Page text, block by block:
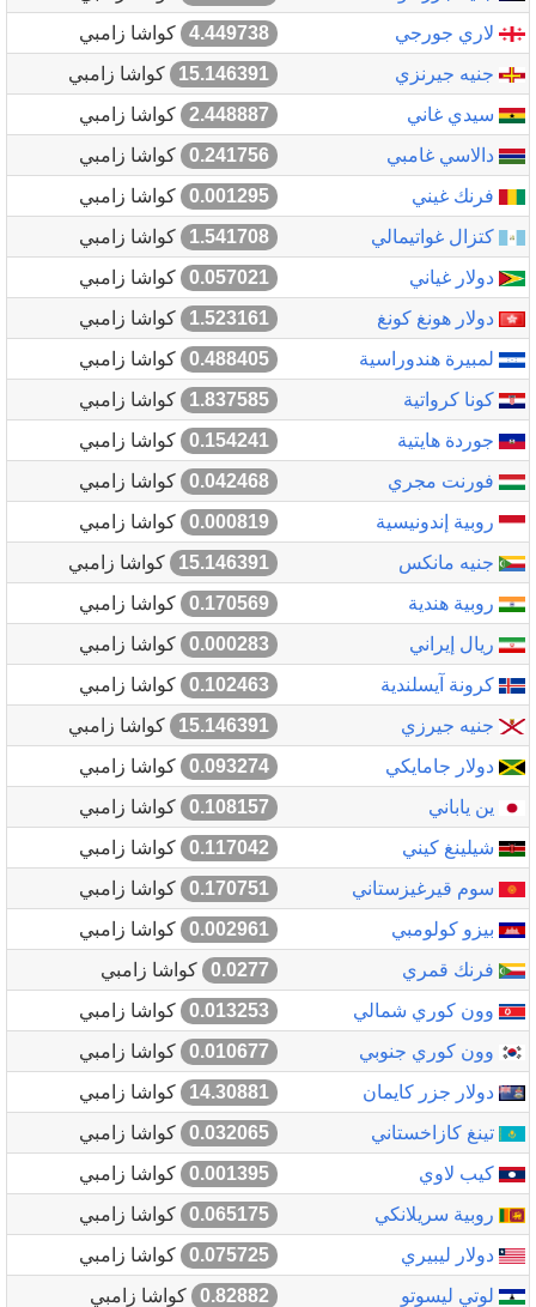
لاري جورجي
4.449738
كواشا زامبي
جنيه جيرنزي
15.146391
كواشا زامبي
سيدي غاني
2.448887
كواشا زامبي
دالاسي غامبي
0.241756
كواشا زامبي
فرنك غيني
0.001295
كواشا زامبي
كتزال غواتيمالي
1.541708
كواشا زامبي
دولار غياني
0.057021
كواشا زامبي
دولار هونغ كونغ
1.523161
كواشا زامبي
لمبيرة هندوراسية
0.488405
كواشا زامبي
كونا كرواتية
1.837585
كواشا زامبي
جوردة هايتية
0.154241
كواشا زامبي
فورنت مجري
0.042468
كواشا زامبي
روبية إندونيسية
0.000819
كواشا زامبي
جنيه مانكس
15.146391
كواشا زامبي
روبية هندية
0.170569
كواشا زامبي
ريال إيراني
0.000283
كواشا زامبي
كرونة آيسلندية
0.102463
كواشا زامبي
جنيه جيرزي
15.146391
كواشا زامبي
دولار جامايكي
0.093274
كواشا زامبي
ين ياباني
0.108157
كواشا زامبي
شيلينغ كيني
0.117042
كواشا زامبي
سوم قيرغيزستاني
0.170751
كواشا زامبي
بيزو كولومبي
0.002961
كواشا زامبي
فرنك قمري
0.0277
كواشا زامبي
وون كوري شمالي
0.013253
كواشا زامبي
وون كوري جنوبي
0.010677
كواشا زامبي
دولار جزر كايمان
14.30881
كواشا زامبي
تينغ كازاخستاني
0.032065
كواشا زامبي
كيب لاوي
0.001395
كواشا زامبي
روبية سريلانكي
0.065175
كواشا زامبي
دولار ليبيري
0.075725
كواشا زامبي
لوتي ليسوتو
0.82882
كواشا زامبي